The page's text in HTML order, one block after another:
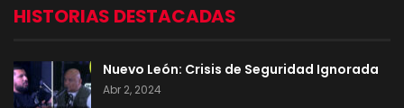
HISTORIAS DESTACADAS
Nuevo León: Crisis de Seguridad Ignorada
Abr 2, 2024